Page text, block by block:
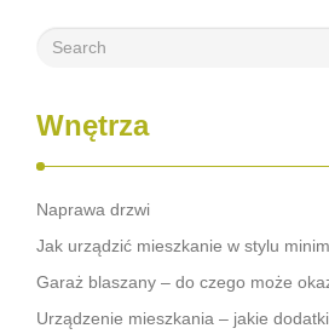
Wnętrza
Naprawa drzwi
Jak urządzić mieszkanie w stylu
Garaż blaszany – do czego może
Urządzenie mieszkania – jakie